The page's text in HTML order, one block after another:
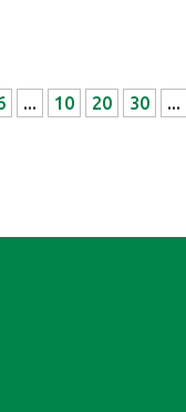
... 10 20 30
...